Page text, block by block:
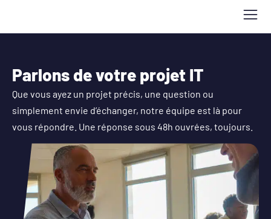
Parlons de votre projet IT
Que vous ayez un projet précis, une question ou
simplement envie d’échanger, notre équipe est là pour
vous répondre. Une réponse sous 48h ouvrées, toujours.